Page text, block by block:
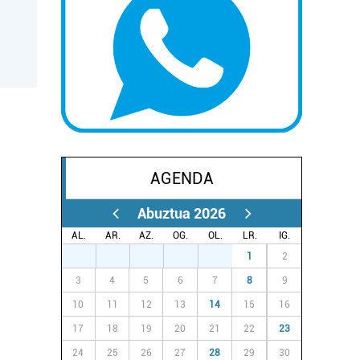
AGENDA
Abuztua 2026
AL. AR. AZ. OG. OL. LR.
IG.
1 2
3 4 5 6 7 8 9
10 11 12 13 14 15 16
17 18 19 20 21 22 23
24 25 26 27 28 29 30